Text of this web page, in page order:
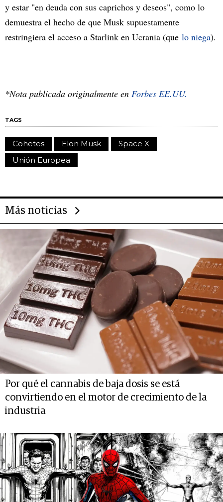
y estar "en deuda con sus caprichos y deseos", como lo
demuestra el hecho de que Musk supuestamente
restringiera el acceso a Starlink en Ucrania (que lo niega).
*Nota publicada originalmente en Forbes EE.UU.
TAGS
Cohetes Elon Musk
Space X
Unión Europea
Más noticias
Por qué el cannabis de baja dosis se está
convirtiendo en el motor de crecimiento de la
industria